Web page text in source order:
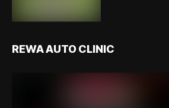
REWA AUTO CLINIC